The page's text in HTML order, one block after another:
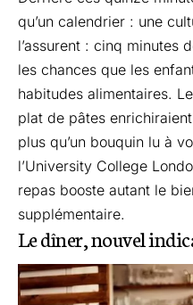
qu’un calendrier : une
l’assurent : cinq minutes
les chances que les
habitudes alimentaires.
plat de pâtes
plus qu’un bouquin lu à
l’University College
repas booste autant le
supplémentaire.
Le dîner, nouvel